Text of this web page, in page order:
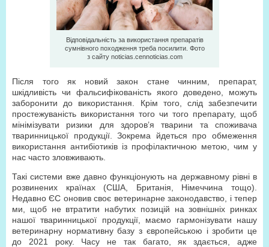
Відповідальність за використання препаратів
сумнівного походження треба посилити. Фото
з сайту noticias.cennoticias.com
Після того як новий закон стане чинним, препарат,
шкідливість чи фальсифікованість якого доведено, можуть
заборонити до використання. Крім того, слід забезпечити
простежуваність використання того чи того препарату, щоб
мінімізувати ризики для здоров’я тварини та споживача
тваринницької продукції. Зокрема йдеться про обмеження
використання антибіотиків із профілактичною метою, чим у
нас часто зловживають.
Такі системи вже давно функціонують на державному рівні в
розвинених країнах (США, Британія, Німеччина тощо).
Недавно ЄС оновив своє ветеринарне законодавство, і тепер
ми, щоб не втратити набутих позицій на зовнішніх ринках
нашої тваринницької продукції, маємо гармонізувати нашу
ветеринарну нормативну базу з європейською і зробити це
до 2021 року. Часу не так багато, як здається, адже